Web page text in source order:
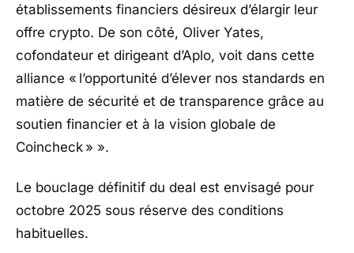
établissements financiers désireux d’élargir leur
offre crypto. De son côté, Oliver Yates,
cofondateur et dirigeant d’Aplo, voit dans cette
alliance « l’opportunité d’élever nos standards en
matière de sécurité et de transparence grâce au
soutien financier et à la vision globale de
Coincheck » ».
Le bouclage définitif du deal est envisagé pour
octobre 2025 sous réserve des conditions
habituelles.